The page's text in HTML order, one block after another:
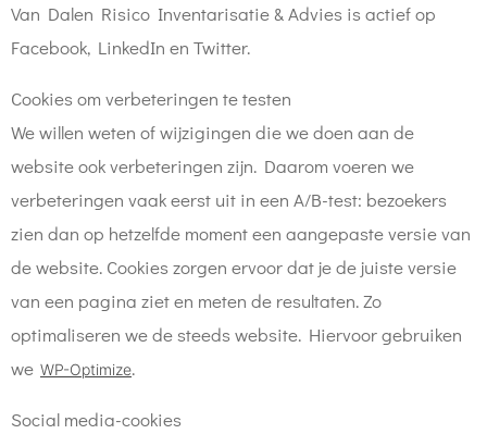
Van Dalen Risico Inventarisatie & Advies is actief op
Facebook, LinkedIn en Twitter.
Cookies om verbeteringen te testen
We willen weten of wijzigingen die we doen aan de
website ook verbeteringen zijn. Daarom voeren we
verbeteringen vaak eerst uit in een A/B-test: bezoekers
zien dan op hetzelfde moment een aangepaste versie van
de website. Cookies zorgen ervoor dat je de juiste versie
van een pagina ziet en meten de resultaten. Zo
optimaliseren we de steeds website. Hiervoor gebruiken
we WP-Optimize.
Social media-cookies